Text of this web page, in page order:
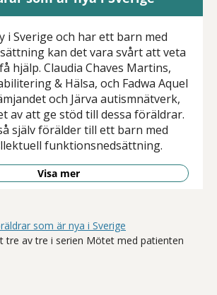
i Sverige och har ett barn med
kan det vara svårt att veta
hjälp. Claudia Chaves Martins,
& Hälsa, och Fadwa Aquel
och Järva autismnätverk,
av att ge stöd till dessa föräldrar.
själv förälder till ett barn med
funktionsnedsättning.
Visa mer
som är nya i Sverige
tre av tre i serien Mötet med patienten